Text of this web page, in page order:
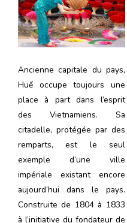
Ancienne capitale du pays,
Huế occupe toujours une
place à part dans l’esprit
des Vietnamiens. Sa
citadelle, protégée par des
remparts, est le seul
exemple d’une ville
impériale existant encore
aujourd’hui dans le pays.
Construite de 1804 à 1833
à l’initiative du fondateur de